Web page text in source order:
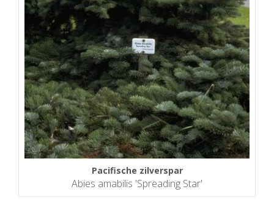
Pacifische zilverspar
Abies amabilis 'Spreading Star'